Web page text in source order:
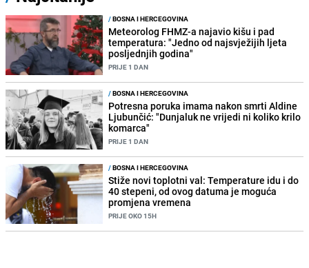
/BOSNA I HERCEGOVINA
Meteorolog FHMZ-a najavio kišu i pad
temperatura: "Jedno od najsvježijih ljeta
posljednjih godina"
PRIJE 1 DAN
/BOSNA I HERCEGOVINA
Potresna poruka imama nakon smrti Aldine
Ljubunčić: "Dunjaluk ne vrijedi ni koliko krilo
komarca"
PRIJE 1 DAN
/BOSNA I HERCEGOVINA
Stiže novi toplotni val: Temperature idu i do
40 stepeni, od ovog datuma je moguća
promjena vremena
PRIJE OKO 15H